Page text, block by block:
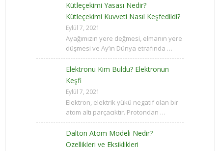
Kütleçekimi Yasası Nedir?
Kütleçekimi Kuvveti Nasıl Keşfedildi?
Eylül 7, 2021
Ayağımızın yere değmesi, elmanın yere
düşmesi ve Ay’ın Dünya etrafında …
Elektronu Kim Buldu? Elektronun
Keşfi
Eylül 7, 2021
Elektron, elektrik yükü negatif olan bir
atom altı parçacıktır. Protondan …
Dalton Atom Modeli Nedir?
Özellikleri ve Eksiklikleri